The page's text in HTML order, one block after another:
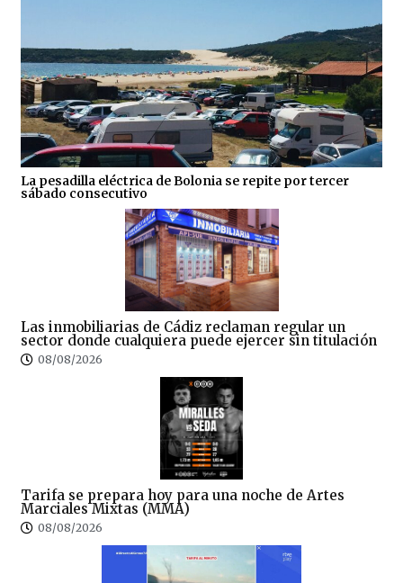
La pesadilla eléctrica de Bolonia se repite por tercer
sábado consecutivo
Las inmobiliarias de Cádiz reclaman regular un
sector donde cualquiera puede ejercer sin titulación
08/08/2026
Tarifa se prepara hoy para una noche de Artes
Marciales Mixtas (MMA)
08/08/2026